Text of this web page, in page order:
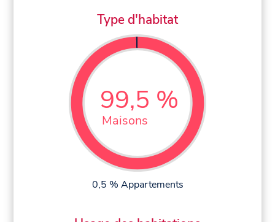
Type d'habitat
99,5 %
Maisons
0,5 % Appartements